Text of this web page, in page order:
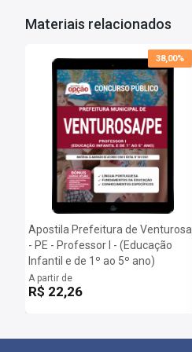
Materiais relacionados
38,00%
Apostila Prefeitura de Venturosa
- PE - Professor I - (Educação
Infantil e de 1º ao 5º ano)
A partir de
R$ 22,26